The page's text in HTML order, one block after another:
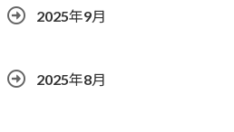
2025年9月
2025年8月